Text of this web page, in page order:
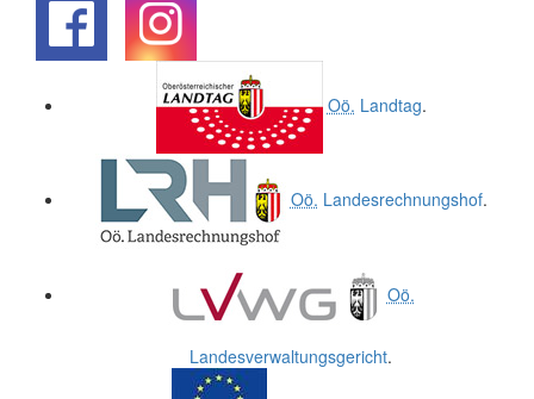
Oö. Landtag.
Oö. Landesrechnungshof.
Oö.
Landesverwaltungsgericht.